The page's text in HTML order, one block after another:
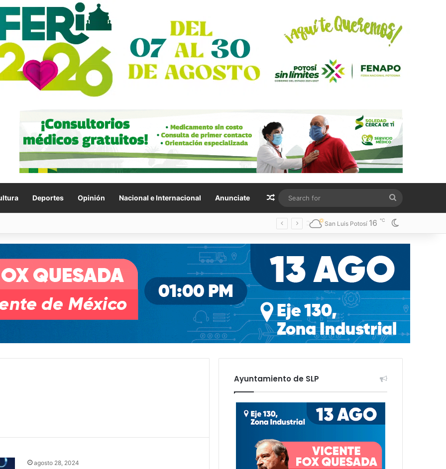
Deportes Opinión Nacional e Internacional Anunciate Random Article
for
San Luis Potosí 16 ℃
agosto 28, 2024
Ayuntamiento de SLP